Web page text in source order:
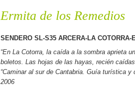
Ermita de los Remedios
SENDERO SL-S35 ARCERA-LA
“En La Cotorra, la caída a la sombra aprieta
boletos. Las hojas de las hayas, recién
“Caminar al sur de Cantabria. Guía turística
2006